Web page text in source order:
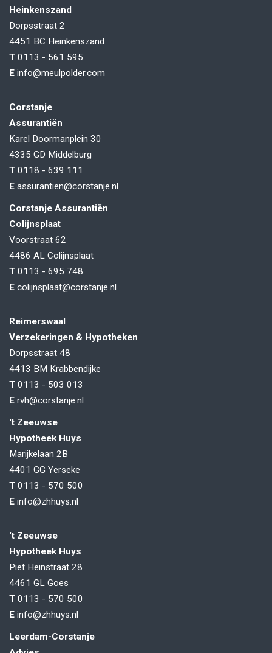
Heinkenszand
Dorpsstraat 2
4451 BC Heinkenszand
T 0113 - 561 595
E info@meulpolder.com
Corstanje
Assurantiën
Karel Doormanplein 30
4335 GD Middelburg
T 0118 - 639 111
E assurantien@corstanje.nl
Corstanje Assurantiën
Colijnsplaat
Voorstraat 62
4486 AL Colijnsplaat
T 0113 - 695 748
E colijnsplaat@corstanje.nl
Reimerswaal
Verzekeringen & Hypotheken
Dorpsstraat 48
4413 BM Krabbendijke
T 0113 - 503 013
E rvh@corstanje.nl
't Zeeuwse
Hypotheek Huys
Marijkelaan 2B
4401 GG Yerseke
T 0113 - 570 500
E info@zhhuys.nl
't Zeeuwse
Hypotheek Huys
Piet Heinstraat 28
4461 GL Goes
T 0113 - 570 500
E info@zhhuys.nl
Leerdam-Corstanje